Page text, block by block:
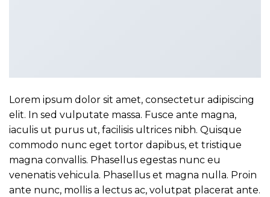
Lorem ipsum dolor sit amet, consectetur adipiscing
elit. In sed vulputate massa. Fusce ante magna,
iaculis ut purus ut, facilisis ultrices nibh. Quisque
commodo nunc eget tortor dapibus, et tristique
magna convallis. Phasellus egestas nunc eu
venenatis vehicula. Phasellus et magna nulla. Proin
ante nunc, mollis a lectus ac, volutpat placerat ante.